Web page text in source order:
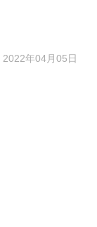
2022年04月05日